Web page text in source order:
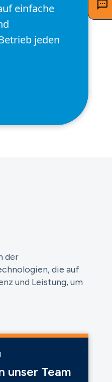
einfache
jeden
der
die auf
und Leistung, um
unser Team